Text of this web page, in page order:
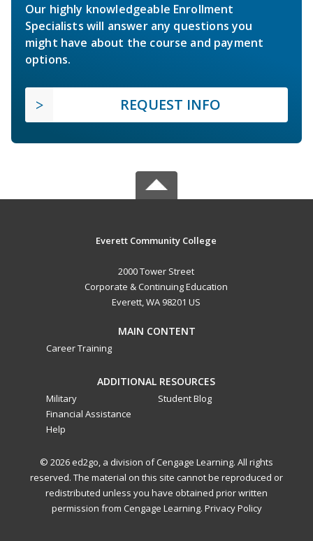
Our highly knowledgeable Enrollment
Specialists will answer any questions you
might have about the course and payment
options.
REQUEST INFO
Everett Community College
2000 Tower Street
Corporate & Continuing Education
Everett, WA 98201 US
MAIN CONTENT
Career Training
ADDITIONAL RESOURCES
Military
Financial Assistance
Help
Student Blog
© 2026 ed2go, a division of Cengage Learning. All rights
reserved. The material on this site cannot be reproduced or
redistributed unless you have obtained prior written
permission from Cengage Learning. Privacy Policy